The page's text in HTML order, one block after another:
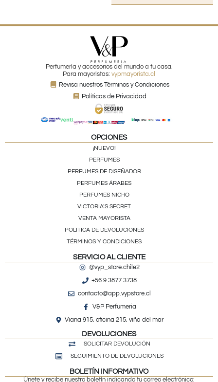
Perfumería y accesorios del mundo a tu casa.
Para mayoristas: vypmayorista.cl
Revisa nuestros Términos y Condiciones
Políticas de Privacidad
OPCIONES
¡NUEVO!
PERFUMES
PERFUMES DE DISEÑADOR
PERFUMES ÁRABES
PERFUMES NICHO
VICTORIA’S SECRET
VENTA MAYORISTA
POLÍTICA DE DEVOLUCIONES
TÉRMINOS Y CONDICIONES
SERVICIO AL CLIENTE
@vyp_store.chile2
+56 9 3877 3738
contacto@app.vypstore.cl
V&P Perfumeria
Viana 915, oficina 215, viña del mar
DEVOLUCIONES
SOLICITAR DEVOLUCIÓN
SEGUIMIENTO DE DEVOLUCIONES
BOLETÍN INFORMATIVO
Únete y recibe nuestro boletín indicando tu correo electrónico: